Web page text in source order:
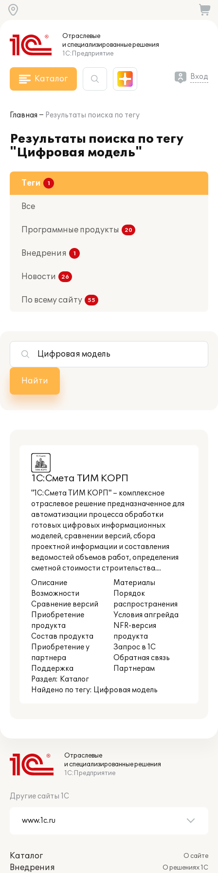
Отраслевые
и специализированныерешения
1С:Предприятие
Каталог Вход
Главная Результаты поиска по тегу
Результаты поиска по тегу
"Цифровая модель"
Все
Программные продукты
Внедрения
Новости
Теги
По всему сайту
Найти
1С:Смета ТИМ КОРП
"1С:Смета ТИМ КОРП" – комплексное
отраслевое решение предназначенное для
автоматизации процесса обработки
готовых цифровых информационных
моделей, сравнении версий, сбора
проектной информации и составления
ведомостей объемов работ, определения
сметной стоимости строительства....
Описание
Возможности
Сравнение версий
Приобретение
продукта
Состав продукта
Приобретение у
партнера
Поддержка
Материалы
Порядок
распространения
Условия апгрейда
NFR-версия
продукта
Запрос в 1С
Обратная связь
Партнерам
Раздел: Каталог
Найдено по тегу: Цифровая модель
Отраслевые
и специализированные решения
1С:Предприятие
Другие сайты 1С
Каталог
Внедрения
О сайте
О решениях 1С